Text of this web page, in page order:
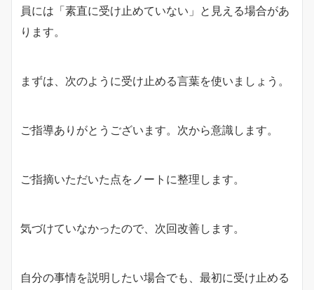
員には「素直に受け止めていない」と見える場合があ
ります。
まずは、次のように受け止める言葉を使いましょう。
ご指導ありがとうございます。次から意識します。
ご指摘いただいた点をノートに整理します。
気づけていなかったので、次回改善します。
自分の事情を説明したい場合でも、最初に受け止める